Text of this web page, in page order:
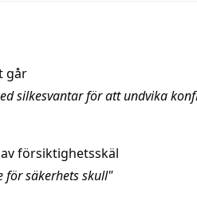
går
silkesvantar för att undvika
försiktighetsskäl
för säkerhets skull"